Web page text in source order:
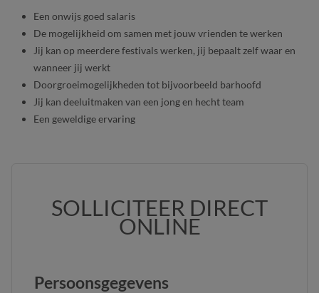
Een onwijs goed salaris
De mogelijkheid om samen met jouw vrienden te werken
Jij kan op meerdere festivals werken, jij bepaalt zelf waar en
wanneer jij werkt
Doorgroeimogelijkheden tot bijvoorbeeld barhoofd
Jij kan deeluitmaken van een jong en hecht team
Een geweldige ervaring
SOLLICITEER DIRECT
ONLINE
Persoonsgegevens